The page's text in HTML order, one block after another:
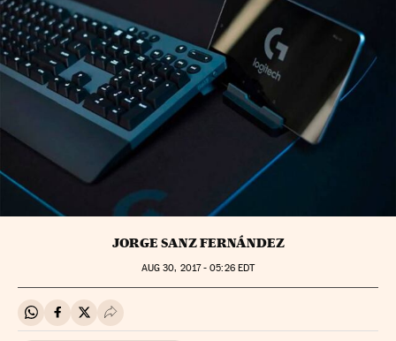
JORGE SANZ FERNÁNDEZ
AUG 30, 2017 - 05:26EDT
Compartir en Whatsapp
Compartir en Facebook
Compartir en Twitter
Desplegar Redes Sociales